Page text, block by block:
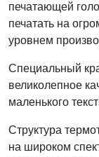
печатающей
печатать на
уровнем
Специальный
великолепное
маленького
Структура
на широком